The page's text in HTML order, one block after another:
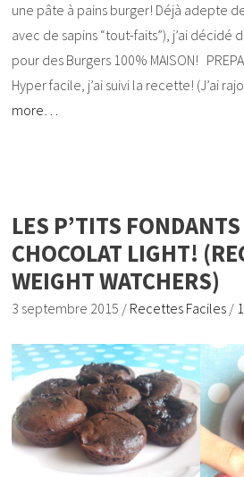
une pâte à pains burger! Déjà adepte
avec de sapins “tout-faits”), j’ai décidé
pour des Burgers 100% MAISON!
Hyper facile, j’ai suivi la recette! (J’ai
more…
LES P’TITS
CHOCOLAT LIGHT!
WEIGHT WATCHERS)
3 septembre 2015 / Recettes Faciles /